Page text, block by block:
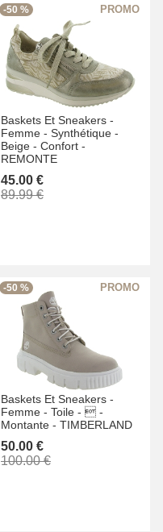
-50 %
Baskets Et Sneakers -
Femme - Synthétique -
Beige - Confort -
REMONTE
45.00 €
89.99 €
-50 %
Baskets Et Sneakers -
Femme - Toile -  -
Montante - TIMBERLAND
50.00 €
100.00 €